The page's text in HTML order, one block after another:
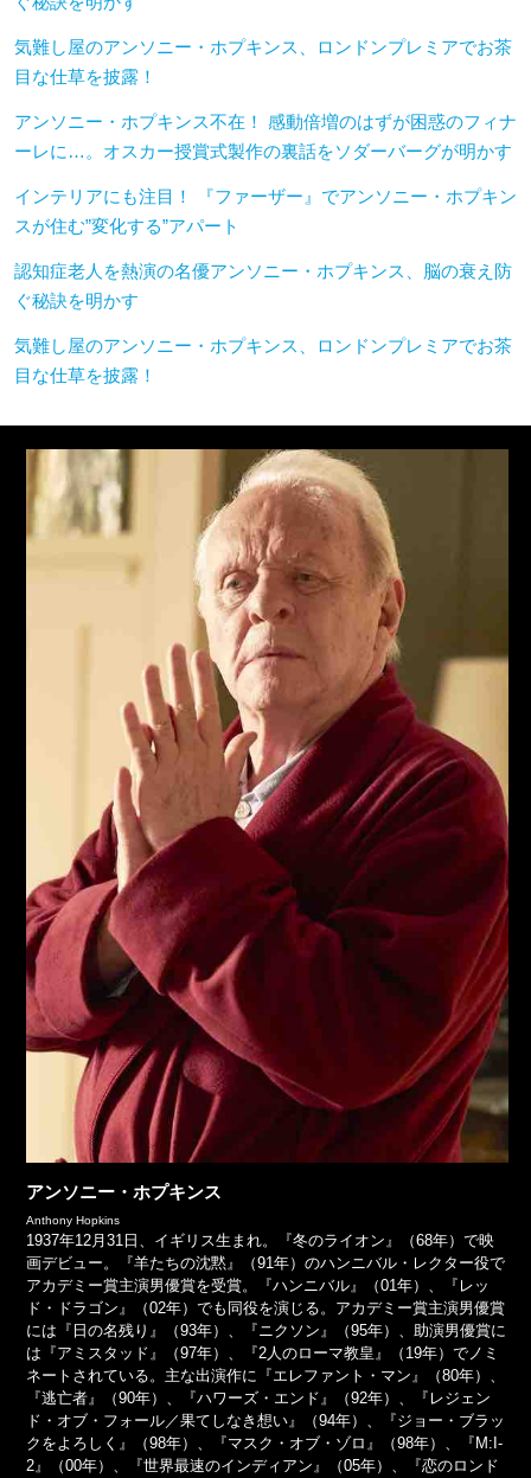
気難し屋のアンソニー・ホプキンス、ロンドンプレミアでお茶
目な仕草を披露！
アンソニー・ホプキンス不在！ 感動倍増のはずが困惑のフィナ
ーレに…。オスカー授賞式製作の裏話をソダーバーグが明かす
インテリアにも注目！ 『ファーザー』でアンソニー・ホプキン
スが住む”変化する”アパート
認知症老人を熱演の名優アンソニー・ホプキンス、脳の衰え防
ぐ秘訣を明かす
気難し屋のアンソニー・ホプキンス、ロンドンプレミアでお茶
目な仕草を披露！
アンソニー・ホプキンス
Anthony Hopkins
1937年12月31日、イギリス生まれ。『冬のライオン』（68年）で映
画デビュー。『羊たちの沈黙』（91年）のハンニバル・レクター役で
アカデミー賞主演男優賞を受賞。『ハンニバル』（01年）、『レッ
ド・ドラゴン』（02年）でも同役を演じる。アカデミー賞主演男優賞
には『日の名残り』（93年）、『ニクソン』（95年）、助演男優賞に
は『アミスタッド』（97年）、『2人のローマ教皇』（19年）でノミ
ネートされている。主な出演作に『エレファント・マン』（80年）、
『逃亡者』（90年）、『ハワーズ・エンド』（92年）、『レジェン
ド・オブ・フォール／果てしなき想い』（94年）、『ジョー・ブラッ
クをよろしく』（98年）、『マスク・オブ・ゾロ』（98年）、『M:I-
2』（00年）、『世界最速のインディアン』（05年）、『恋のロンド